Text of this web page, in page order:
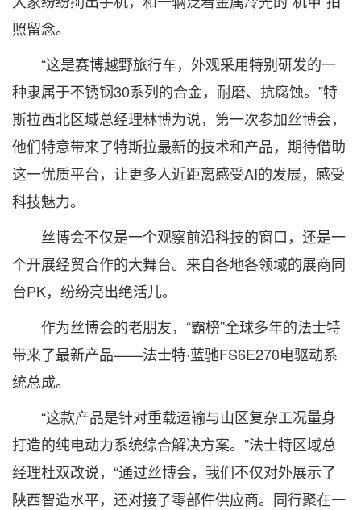
照留念。
“这是赛博越野旅行车，外观采用特别研发的一
种隶属于不锈钢30系列的合金，耐磨、抗腐蚀。”特
斯拉西北区域总经理林博为说，第一次参加丝博会，
他们特意带来了特斯拉最新的技术和产品，期待借助
这一优质平台，让更多人近距离感受AI的发展，感受
科技魅力。
丝博会不仅是一个观察前沿科技的窗口，还是一
个开展经贸合作的大舞台。来自各地各领域的展商同
台PK，纷纷亮出绝活儿。
作为丝博会的老朋友，“霸榜”全球多年的法士特
带来了最新产品——法士特·蓝驰FS6E270电驱动系
统总成。
“这款产品是针对重载运输与山区复杂工况量身
打造的纯电动力系统综合解决方案。”法士特区域总
经理杜双改说，“通过丝博会，我们不仅对外展示了
陕西智造水平，还对接了零部件供应商。同行聚在一